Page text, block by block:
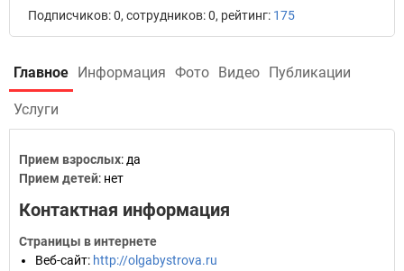
Подписчиков: 0, сотрудников: 0, рейтинг: 175
Главное Информация Фото Видео Публикации
Услуги
Прием взрослых: да
Прием детей: нет
Контактная информация
Страницы в интернете
Веб-сайт: http://olgabystrova.ru